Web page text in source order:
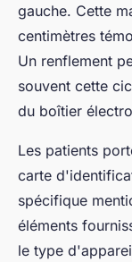
gauche. Cette
centimètres
Un renflement
souvent cette
du boîtier
Les patients
carte
spécifique
éléments
le type